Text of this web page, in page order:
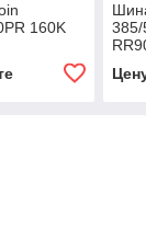
160K
385/